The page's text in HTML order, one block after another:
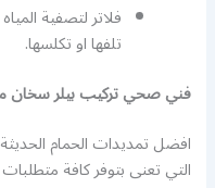
فلاتر لتصفية
تلفها او تكلسها.
فني صحي تركيب بيلر سخان
افضل تمديدات الحمام
التي تعنى بتوفر كافة